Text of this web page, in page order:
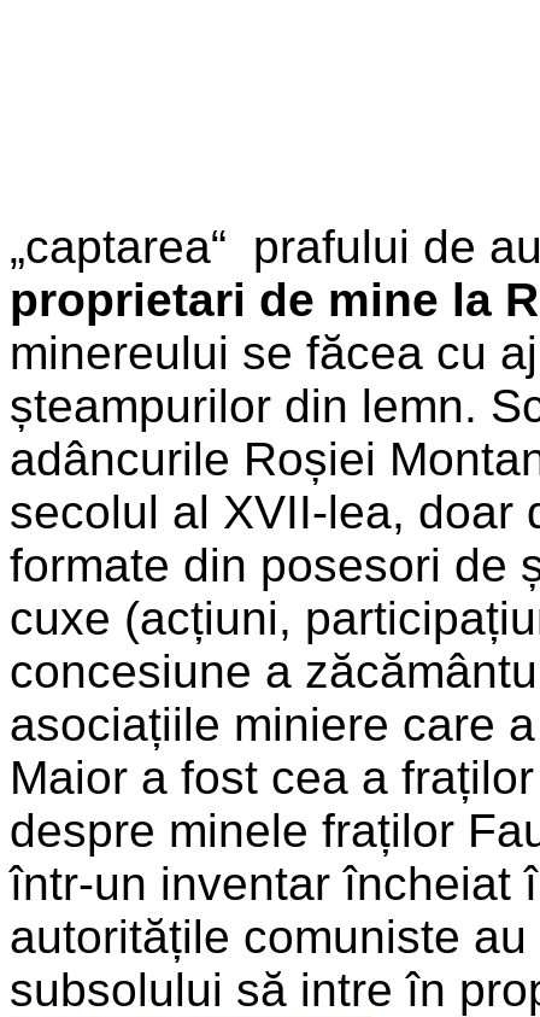
„captarea“ prafului de
proprietari de mine la
minereului se făcea cu
șteampurilor din lemn.
adâncurile Roșiei
secolul al XVII-lea, doar
formate din posesori de
cuxe (acțiuni,
concesiune a
asociațiile miniere care
Maior a fost cea a
despre minele fraților
într-un inventar încheiat
autoritățile comuniste
subsolului să intre în